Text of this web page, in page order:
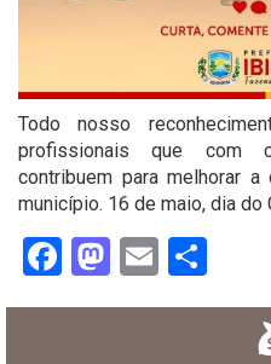
Todo nosso
profissionais que com
contribuem para melhorar
município. 16 de maio, dia do
Facebook
Mastodon
Email